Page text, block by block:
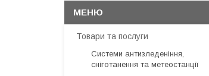
Товари та послуги
Системи антизледеніння,
сніготанення та метеостанції